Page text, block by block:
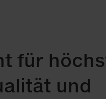
für
und